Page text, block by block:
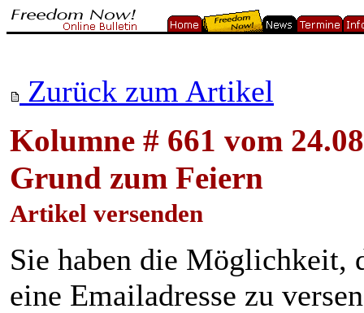
Zurück zum Artikel
Kolumne # 661 vom
Grund zum Feiern
Artikel versenden
Sie haben die Möglichkeit,
eine Emailadresse zu